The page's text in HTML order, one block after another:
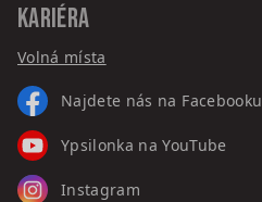
KARIÉRA
Volná místa
Najdete nás na Facebooku
Ypsilonka na YouTube
Instagram